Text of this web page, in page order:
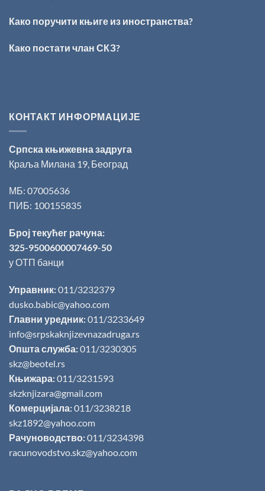
„Милован
поезију
Како поручити књиге из иностранства?
Како постати члан СКЗ?
КОНТАКТ ИНФОРМАЦИЈЕ
Српска књижевна задруга
Краља Милана 19, Београд
МБ: 07005636
ПИБ: 100155835
Број текућег рачуна:
325-9500600007469-50
у ОТП банци
Управник:011/3232379
dusko.babic@yahoo.com
Главни уредник:011/3233649
info@srpskaknjizevnazadruga.rs
Општа служба:011/3230305
skz@beotel.rs
Књижара:011/3231593
skzknjizara@gmail.com
Комерцијала:011/3238218
skz1892@yahoo.com
Рачуноводство:011/3234398
racunovodstvo.skz@yahoo.com